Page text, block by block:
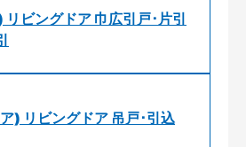
ビングドア 巾広引戸･片引
) リビングドア 吊戸･引込